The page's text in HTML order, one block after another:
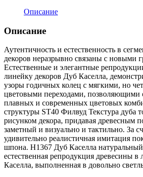
Описание
Описание
Аутентичность и естественность в
декоров неразрывно связаны с новыми
Естественные и элегантные
линейку декоров Дуб Каселла,
узоры годичных колец с мягкими, но
цветовыми переходами, позволяющими
плавных и современных цветовых
структуры ST40 Филвуд Текстура дуба
рисунком декора, придавая древесным
заметный и визуально и тактильно. За
удивительно реалистичная имитация
шпона. H1367 Дуб Каселла
естественная репродукция древесины в
Каселла, выполненная в довольно